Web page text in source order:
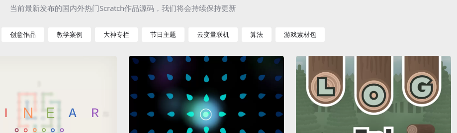
当前最新发布的国内外热门Scratch作品源码，我们将会持续保持更新
创意作品 教学案例 大神专栏 节日主题 云变量联机 算法 游戏素材包